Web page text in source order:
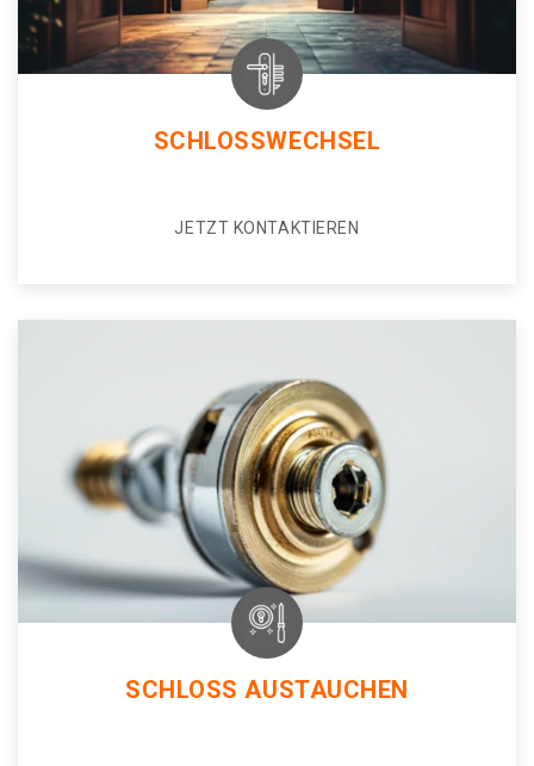
SCHLOSSWECHSEL
JETZT KONTAKTIEREN
SCHLOSS AUSTAUCHEN